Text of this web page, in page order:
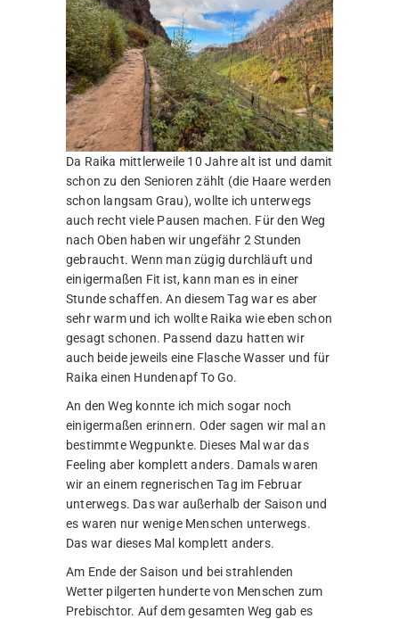
Da Raika mittlerweile 10 Jahre alt ist und damit
schon zu den Senioren zählt (die Haare werden
schon langsam Grau), wollte ich unterwegs
auch recht viele Pausen machen. Für den Weg
nach Oben haben wir ungefähr 2 Stunden
gebraucht. Wenn man zügig durchläuft und
einigermaßen Fit ist, kann man es in einer
Stunde schaffen. An diesem Tag war es aber
sehr warm und ich wollte Raika wie eben schon
gesagt schonen. Passend dazu hatten wir
auch beide jeweils eine Flasche Wasser und für
Raika einen Hundenapf To Go.
An den Weg konnte ich mich sogar noch
einigermaßen erinnern. Oder sagen wir mal an
bestimmte Wegpunkte. Dieses Mal war das
Feeling aber komplett anders. Damals waren
wir an einem regnerischen Tag im Februar
unterwegs. Das war außerhalb der Saison und
es waren nur wenige Menschen unterwegs.
Das war dieses Mal komplett anders.
Am Ende der Saison und bei strahlenden
Wetter pilgerten hunderte von Menschen zum
Prebischtor. Auf dem gesamten Weg gab es